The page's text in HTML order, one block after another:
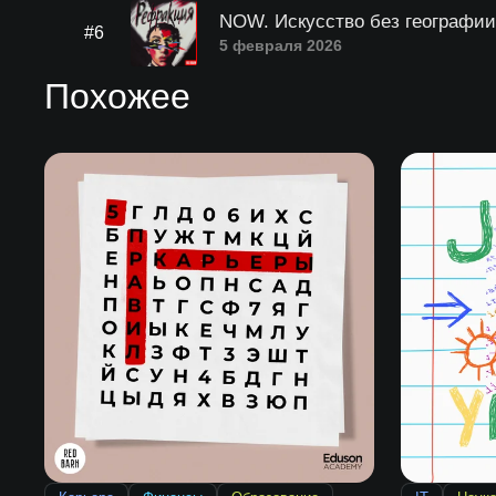
#6
NOW. Искусство без географии
5 февраля 2026
Похожее